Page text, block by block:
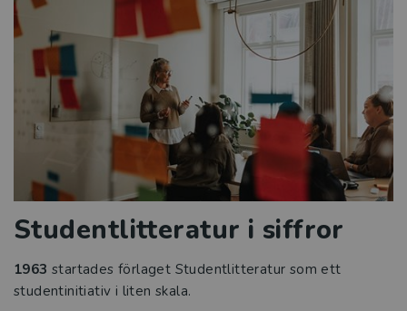
Kontakta oss
Vår verksamhet
Organisation och ledning
Jobba hos oss
GDPR och personuppgifter
Studentlitteratur i siffror
1963 startades förlaget Studentlitteratur som ett
studentinitiativ i liten skala.